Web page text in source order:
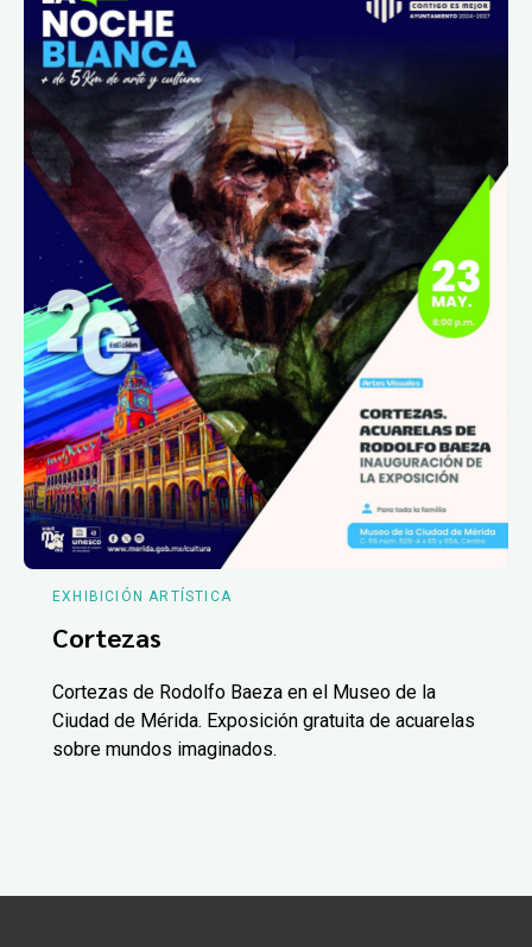
EXHIBICIÓN ARTÍSTICA
Cortezas
Cortezas de Rodolfo Baeza en el Museo de la
Ciudad de Mérida. Exposición gratuita de acuarelas
sobre mundos imaginados.